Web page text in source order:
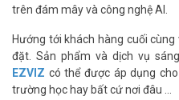
Điều quan trọng là phải biết
– chẳng hạn như em bé khóc
có thể liên hệ với người thân
trong những cách dễ nhất để
trên đám mây và công nghệ AI.
Hướng tới khách hàng cuối
đặt. Sản phẩm và dịch vụ
EZVIZ có thể được áp dụng
trường học hay bất cứ nơi đâu …